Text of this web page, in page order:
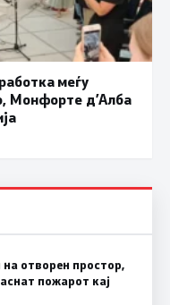
меѓу
Монфорте д’Алба
отворен простор,
пожарот кај